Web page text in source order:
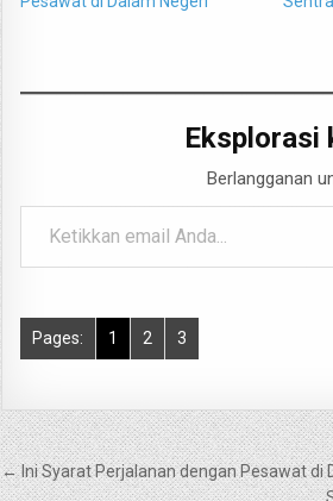
Eksplorasi
Berlangganan
Ketikkan email Anda...
Pages: 1 2 3
Navigasi
← Ini Syarat Perjalanan dengan Pesawat di